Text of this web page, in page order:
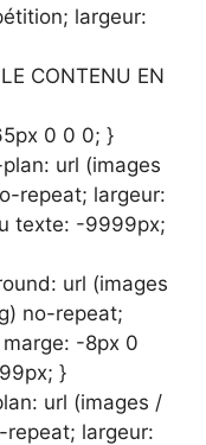
largeur:
CONTENU EN
0 0 0; }
url (images
repeat; largeur:
texte: -9999px;
url (images
no-repeat;
-8px 0
}
url (images /
largeur: